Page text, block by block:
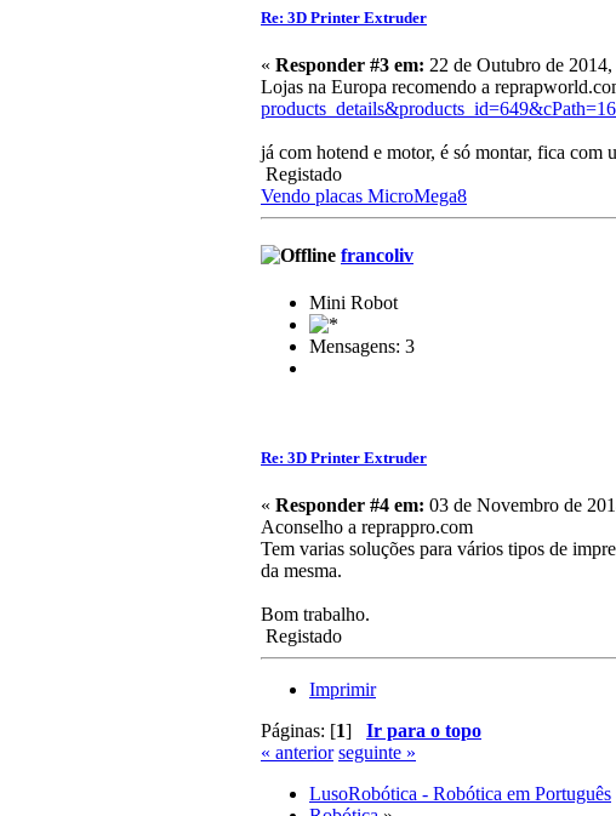
Re: 3D Printer Extruder
« Responder #3 em: 22 de Outubro de
Lojas na Europa recomendo a
já com hotend e motor, é só montar, fica com
Registado
Vendo placas MicroMega8
francoliv
Mini Robot
Mensagens: 3
Re: 3D Printer Extruder
« Responder #4 em: 03 de Novembro de
Aconselho a reprappro.com
Tem varias soluções para vários tipos de
da mesma.
Bom trabalho.
Registado
Imprimir
Páginas: [1] Ir para o topo
« anterior seguinte »
LusoRobótica - Robótica em Português